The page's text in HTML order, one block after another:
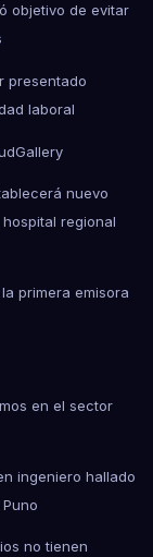
objetivo de evitar
presentado
laboral
Gallery
nuevo
regional
primera emisora
en el sector
ingeniero hallado
no tienen